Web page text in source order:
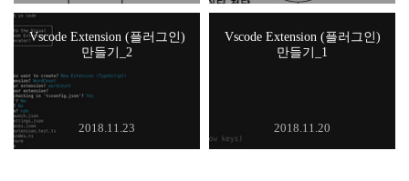
Vscode Extension (플러그인)
만들기_2
2018.11.23
Vscode Extension (플러그인)
만들기_1
2018.11.20